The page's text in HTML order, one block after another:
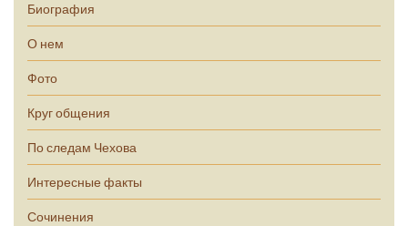
Биография
О нем
Фото
Круг общения
По следам Чехова
Интересные факты
Сочинения